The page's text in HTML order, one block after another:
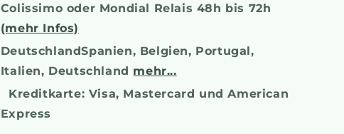
Colissimo oder Mondial Relais 48h bis 72h
(mehr Infos)
DeutschlandSpanien, Belgien, Portugal,
Italien, Deutschland mehr...
Kreditkarte: Visa, Mastercard und American
Express